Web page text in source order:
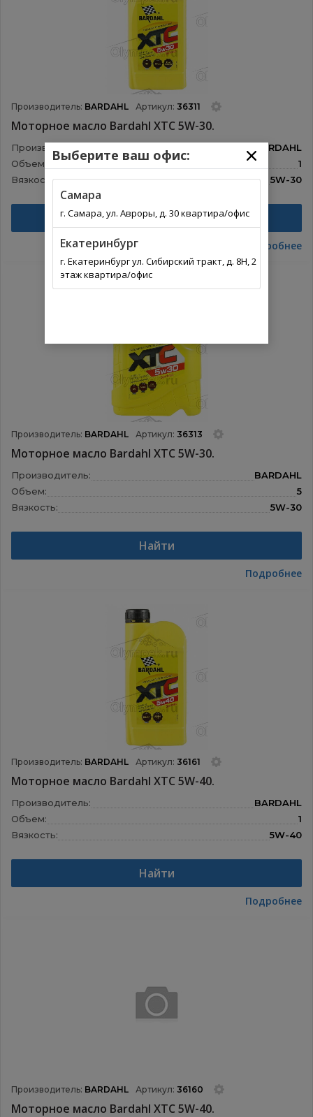
Производитель: BARDAHL Артикул: 36311
Моторное масло Bardahl XTC 5W-30.
Производитель:
BARDAHL
Объем:
1
Вязкость:
5W-30
Назначение:
Найти
Подробнее
Производитель: BARDAHL Артикул: 36313
Моторное масло Bardahl XTC 5W-30.
Производитель:
BARDAHL
Объем:
5
Вязкость:
5W-30
Найти
Подробнее
Производитель: BARDAHL Артикул: 36161
Моторное масло Bardahl XTC 5W-40.
Производитель:
BARDAHL
Объем:
1
Вязкость:
5W-40
Найти
Подробнее
Производитель: BARDAHL Артикул: 36160
Моторное масло Bardahl XTC 5W-40.
Выберите ваш офис:
Самара
г. Самара, ул. Авроры, д. 30 квартира/офис
Екатеринбург
г. Екатеринбург ул. Сибирский тракт, д. 8Н, 2
этаж квартира/офис